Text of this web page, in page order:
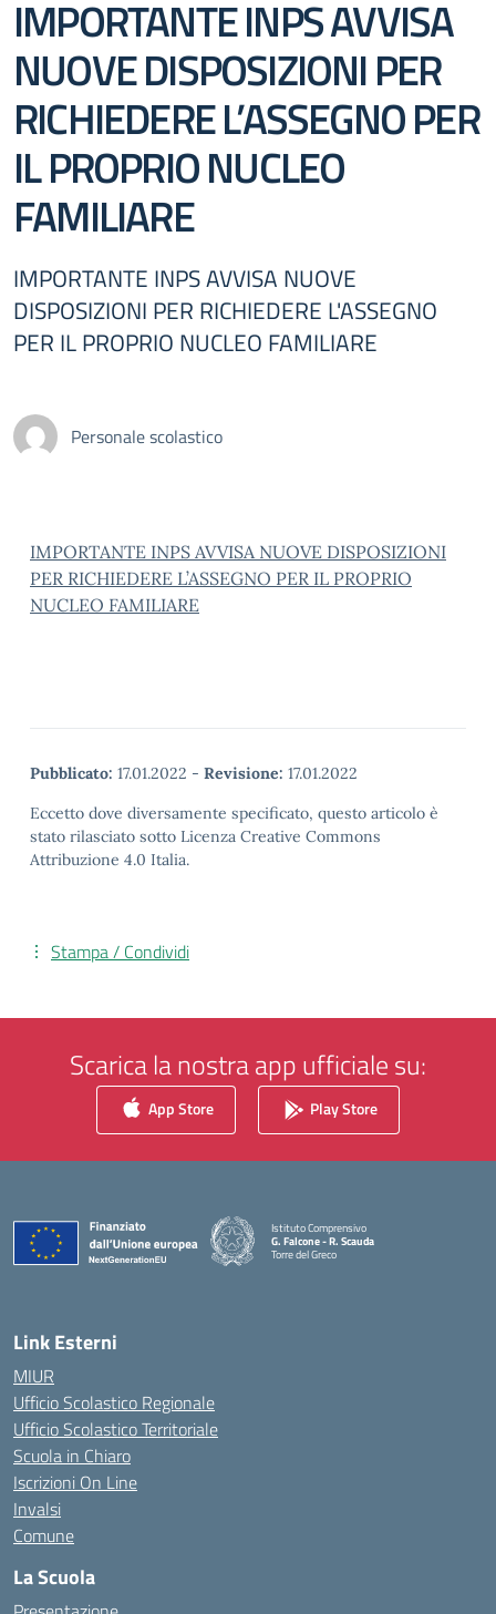
IMPORTANTE INPS AVVISA
NUOVE DISPOSIZIONI PER
RICHIEDERE L’ASSEGNO PER
IL PROPRIO NUCLEO
FAMILIARE
IMPORTANTE INPS AVVISA NUOVE
DISPOSIZIONI PER RICHIEDERE L'ASSEGNO
PER IL PROPRIO NUCLEO FAMILIARE
Personale scolastico
IMPORTANTE INPS AVVISA NUOVE DISPOSIZIONI
PER RICHIEDERE L’ASSEGNO PER IL PROPRIO
NUCLEO FAMILIARE
Pubblicato: 17.01.2022 - Revisione: 17.01.2022
Eccetto dove diversamente specificato, questo articolo è
stato rilasciato sotto Licenza Creative Commons
Attribuzione 4.0 Italia.
Stampa / Condividi
Scarica la nostra app ufficiale su:
App Store Play Store
Istituto Comprensivo
G. Falcone - R. Scauda
Torre del Greco
Link Esterni
MIUR
Ufficio Scolastico Regionale
Ufficio Scolastico Territoriale
Scuola in Chiaro
Iscrizioni On Line
Invalsi
Comune
La Scuola